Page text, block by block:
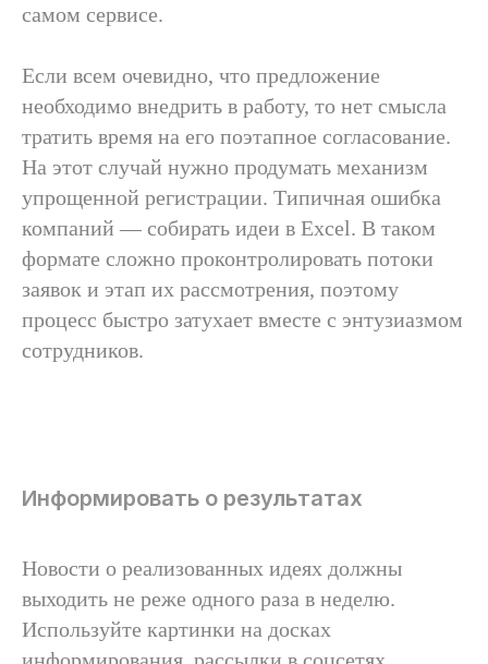
самом сервисе.
Если всем очевидно, что предложение
необходимо внедрить в работу, то нет смысла
тратить время на его поэтапное согласование.
На этот случай нужно продумать механизм
упрощенной регистрации. Типичная ошибка
компаний — собирать идеи в Excel. В таком
формате сложно проконтролировать потоки
заявок и этап их рассмотрения, поэтому
процесс быстро затухает вместе с энтузиазмом
сотрудников.
Информировать о результатах
Новости о реализованных идеях должны
выходить не реже одного раза в неделю.
Используйте картинки на досках
информирования, рассылки в соцсетях